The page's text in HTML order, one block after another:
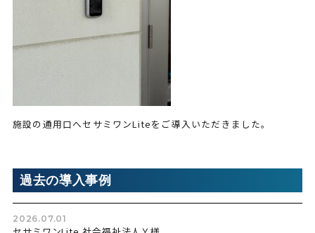
施設の通用口へセサミワンLiteをご導入いただきました。
過去の導入事例
2026.07.01